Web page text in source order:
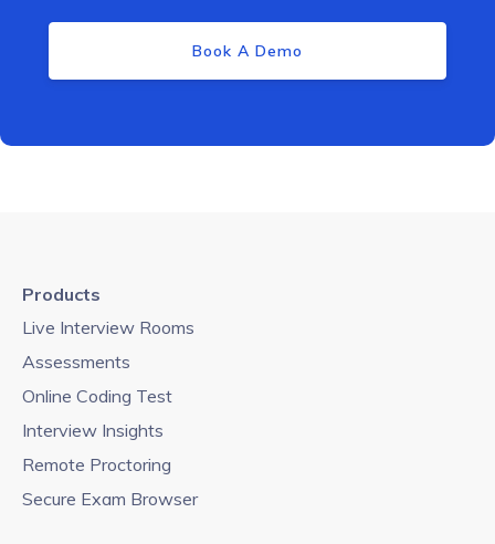
Book A Demo
Products
Live Interview Rooms
Assessments
Online Coding Test
Interview Insights
Remote Proctoring
Secure Exam Browser